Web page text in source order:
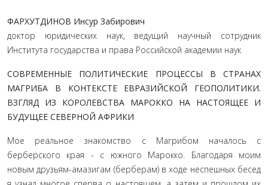
ФАРХУТДИНОВ Инсур Забирович
доктор юридических наук, ведущий научный сотрудник
Института государства и права Российской академии наук
СОВРЕМЕННЫЕ ПОЛИТИЧЕСКИЕ ПРОЦЕССЫ В СТРАНАХ
МАГРИБА В КОНТЕКСТЕ ЕВРАЗИЙСКОЙ ГЕОПОЛИТИКИ.
ВЗГЛЯД ИЗ КОРОЛЕВСТВА МАРОККО НА НАСТОЯЩЕЕ И
БУДУЩЕЕ СЕВЕРНОЙ АФРИКИ
Мое реальное знакомство с Магрибом началось с
берберского края - с южного Марокко. Благодаря моим
новым друзьям-амазигам (берберам) в ходе неспешных бесед